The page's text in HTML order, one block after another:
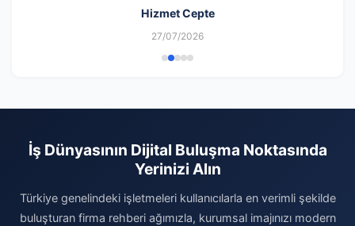
Hizmet Cepte
27/07/2026
İş Dünyasının Dijital Buluşma Noktasında
Yerinizi Alın
Türkiye genelindeki işletmeleri kullanıcılarla en verimli şekilde
buluşturan firma rehberi ağımızla, kurumsal imajınızı modern